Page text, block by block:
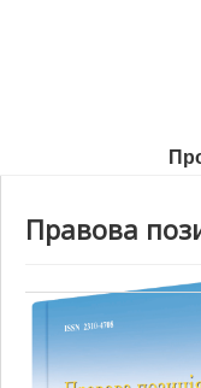
Правова